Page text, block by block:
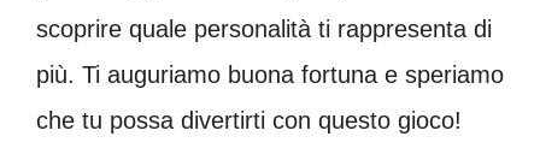
scoprire quale personalità ti rappresenta di
più. Ti auguriamo buona fortuna e speriamo
che tu possa divertirti con questo gioco!